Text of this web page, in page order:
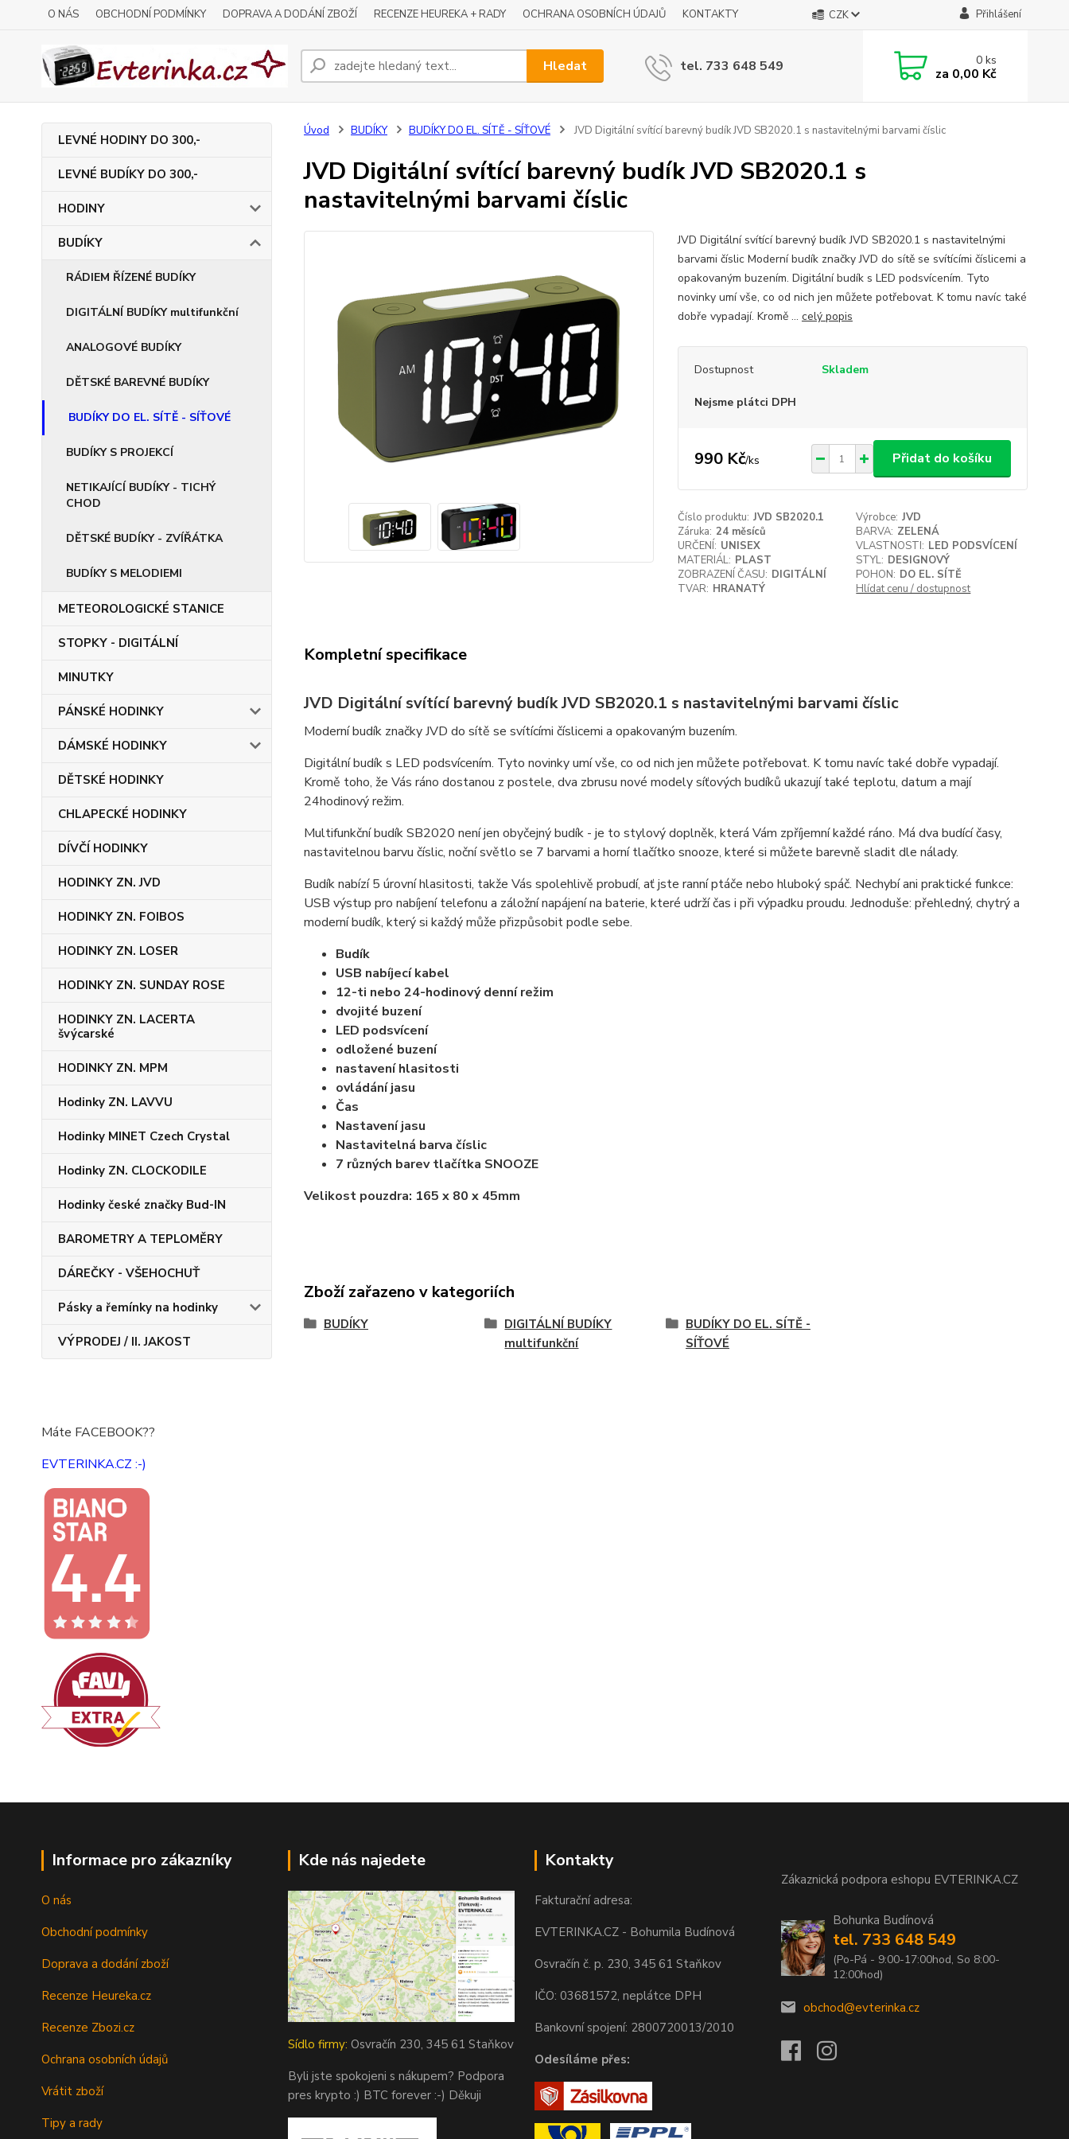
O NÁS OBCHODNÍ PODMÍNKY DOPRAVA A DODÁNÍ ZBOŽÍ RECENZE HEUREKA + RADY OCHRANA OSOBNÍCH ÚDAJŮ KONTAKTY CZK Přihlášení
Hledat tel. 733 648 549 0ks
za 0,00 Kč
LEVNÉ HODINY DO 300,-
LEVNÉ BUDÍKY DO 300,-
HODINY
BUDÍKY
RÁDIEM ŘÍZENÉ BUDÍKY
DIGITÁLNÍ BUDÍKY multifunkční
ANALOGOVÉ BUDÍKY
DĚTSKÉ BAREVNÉ BUDÍKY
BUDÍKY DO EL. SÍTĚ - SÍŤOVÉ
BUDÍKY S PROJEKCÍ
NETIKAJÍCÍ BUDÍKY - TICHÝ
CHOD
DĚTSKÉ BUDÍKY - ZVÍŘÁTKA
BUDÍKY S MELODIEMI
METEOROLOGICKÉ STANICE
STOPKY - DIGITÁLNÍ
MINUTKY
PÁNSKÉ HODINKY
DÁMSKÉ HODINKY
DĚTSKÉ HODINKY
CHLAPECKÉ HODINKY
DÍVČÍ HODINKY
HODINKY ZN. JVD
HODINKY ZN. FOIBOS
HODINKY ZN. LOSER
HODINKY ZN. SUNDAY ROSE
HODINKY ZN. LACERTA
švýcarské
HODINKY ZN. MPM
Hodinky ZN. LAVVU
Hodinky MINET Czech Crystal
Hodinky ZN. CLOCKODILE
Hodinky české značky Bud-IN
BAROMETRY A TEPLOMĚRY
DÁREČKY - VŠEHOCHUŤ
Pásky a řemínky na hodinky
VÝPRODEJ / II. JAKOST
Máte FACEBOOK??
EVTERINKA.CZ :-)
Úvod BUDÍKY BUDÍKY DO EL. SÍTĚ - SÍŤOVÉ JVD Digitální svítící barevný budík JVD SB2020.1 s nastavitelnými barvami číslic
JVD Digitální svítící barevný budík JVD SB2020.1 s
nastavitelnými barvami číslic
JVD Digitální svítící barevný budík JVD SB2020.1 s nastavitelnými
barvami číslic Moderní budík značky JVD do sítě se svítícími číslicemi a
opakovaným buzením. Digitální budík s LED podsvícením. Tyto
novinky umí vše, co od nich jen můžete potřebovat. K tomu navíc také
dobře vypadají. Kromě ... celý popis
Dostupnost Skladem
Nejsme plátci DPH
990 Kč/ks Přidat do košíku
Číslo produktu: JVD SB2020.1 Výrobce: JVD
Záruka: 24 měsíců BARVA: ZELENÁ
URČENÍ: UNISEX VLASTNOSTI: LED PODSVÍCENÍ
MATERIÁL: PLAST STYL: DESIGNOVÝ
ZOBRAZENÍ ČASU: DIGITÁLNÍ POHON: DO EL. SÍTĚ
TVAR: HRANATÝ Hlídat cenu / dostupnost
Kompletní specifikace
JVD Digitální svítící barevný budík JVD SB2020.1 s nastavitelnými barvami číslic
Moderní budík značky JVD do sítě se svítícími číslicemi a opakovaným buzením.
Digitální budík s LED podsvícením. Tyto novinky umí vše, co od nich jen můžete potřebovat. K tomu navíc také dobře vypadají.
Kromě toho, že Vás ráno dostanou z postele, dva zbrusu nové modely síťových budíků ukazují také teplotu, datum a mají
24hodinový režim.
Multifunkční budík SB2020 není jen obyčejný budík - je to stylový doplněk, která Vám zpříjemní každé ráno. Má dva budící časy,
nastavitelnou barvu číslic, noční světlo se 7 barvami a horní tlačítko snooze, které si můžete barevně sladit dle nálady.
Budík nabízí 5 úrovní hlasitosti, takže Vás spolehlivě probudí, ať jste ranní ptáče nebo hluboký spáč. Nechybí ani praktické funkce:
USB výstup pro nabíjení telefonu a záložní napájení na baterie, které udrží čas i při výpadku proudu. Jednoduše: přehledný, chytrý a
moderní budík, který si každý může přizpůsobit podle sebe.
Budík
USB nabíjecí kabel
12-ti nebo 24-hodinový denní režim
dvojité buzení
LED podsvícení
odložené buzení
nastavení hlasitosti
ovládání jasu
Čas
Nastavení jasu
Nastavitelná barva číslic
7 různých barev tlačítka SNOOZE
Velikost pouzdra: 165 x 80 x 45mm
Zboží zařazeno v kategoriích
BUDÍKY
DIGITÁLNÍ BUDÍKY
multifunkční
BUDÍKY DO EL. SÍTĚ -
SÍŤOVÉ
Informace pro zákazníky
O nás
Obchodní podmínky
Doprava a dodání zboží
Recenze Heureka.cz
Recenze Zbozi.cz
Ochrana osobních údajů
Vrátit zboží
Tipy a rady
Kde nás najedete
Sídlo firmy: Osvračín 230, 345 61 Staňkov
Byli jste spokojeni s nákupem? Podpora
pres krypto :) BTC forever :-) Děkuji
Kontakty
Fakturační adresa:
EVTERINKA.CZ - Bohumila Budínová
Osvračín č. p. 230, 345 61 Staňkov
IČO: 03681572, neplátce DPH
Bankovní spojení: 2800720013/2010
Odesíláme přes:
Zákaznická podpora eshopu EVTERINKA.CZ
Bohunka Budínová
tel. 733 648 549
(Po-Pá - 9:00-17:00hod, So 8:00-
12:00hod)
obchod@evterinka.cz